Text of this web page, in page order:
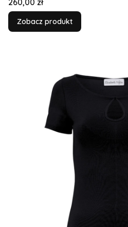
260,00 zł
Zobacz produkt